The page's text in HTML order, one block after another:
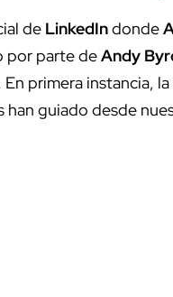
de LinkedIndonde
por parte deAndy
primera instancia,
han guiado desde